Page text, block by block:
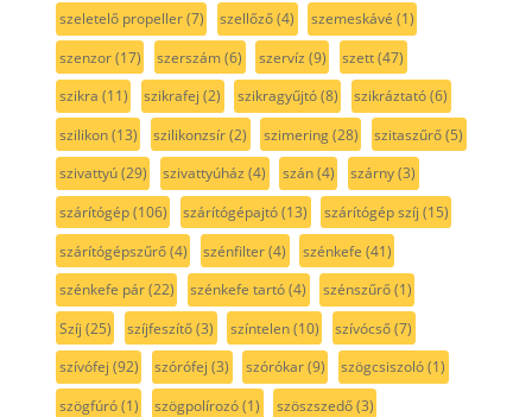
szeletelő propeller(7) szellőző(4) szemeskávé (1)
szenzor(17) szerszám(6) szervíz (9) szett(47)
szikra (11) szikrafej (2) szikragyűjtó(8) szikráztató(6)
szilikon(13) szilikonzsír(2) szimering(28) szitaszűrő(5)
szivattyú(29) szivattyúház (4) szán(4) szárny(3)
szárítógép(106) szárítógépajtó(13) szárítógép szíj (15)
szárítógépszűrő(4) szénfilter(4) szénkefe (41)
szénkefe pár(22) szénkefe tartó(4) szénszűrő(1)
Szíj (25) szíjfeszítő(3) színtelen(10) szívócső(7)
szívófej (92) szórófej (3) szórókar(9) szögcsiszoló(1)
szögfúró(1) szögpolírozó(1) szöszszedő(3)